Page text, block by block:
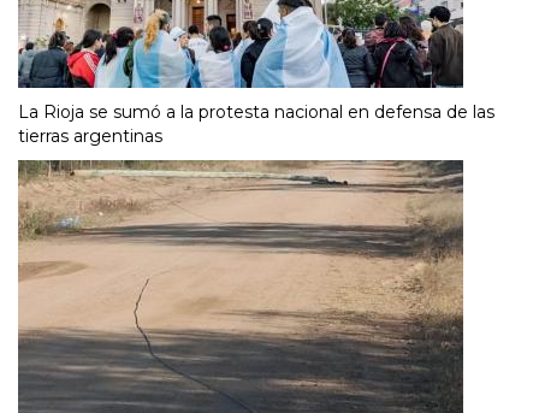
La Rioja se sumó a la protesta nacional en defensa de las
tierras argentinas